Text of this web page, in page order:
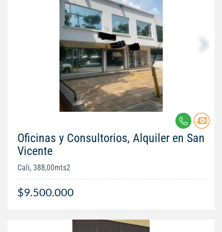
Oficinas y Consultorios, Alquiler en San
Vicente
Cali, 388,00mts2
$9.500.000